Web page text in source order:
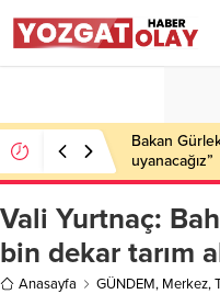
Bakan
uyanacağız”
Vali Yurtnaç:
bin dekar tarım
Anasayfa GÜNDEM, Merkez,